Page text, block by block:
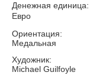
Денежная единица:
Евро
Ориентация:
Медальная
Художник:
Michael Guilfoyle